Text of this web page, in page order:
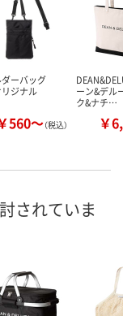
ダーバッグ
ジナル
560～（税込）
ーン&デル
ク&ナチ…
￥
されていま